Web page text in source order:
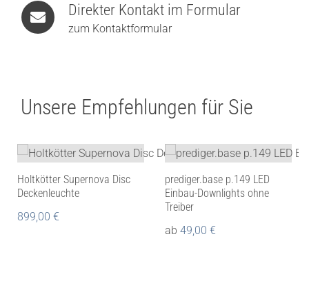
Direkter Kontakt im Formular
zum Kontaktformular
Unsere Empfehlungen für Sie
Holtkötter Supernova Disc
Deckenleuchte
899,00 €
prediger.base p.149 LED
Einbau-Downlights ohne
Treiber
ab 49,00 €